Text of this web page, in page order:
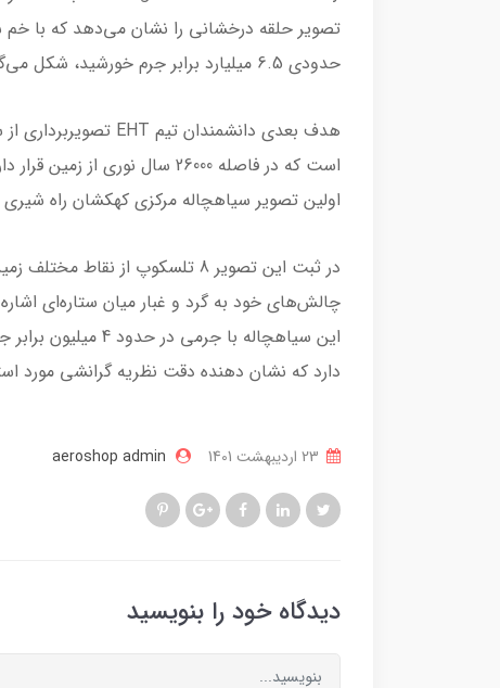
تصویر حلقه درخشانی را نشان می‌دهد که با خم
حدودی 6.5 میلیارد برابر جرم خورشید، شکل می‌گیرد.
اولین تصویر سیاهچاله مرکزی کهکشان راه شیری
در ثبت این تصویر 8 تلسکوپ از
چالش‌های خود به گرد و غبار میان ستاره‌ای
دارد که نشان دهنده دقت نظریه گرانشی مورد
aeroshop admin
دیدگاه خود را بنویسید